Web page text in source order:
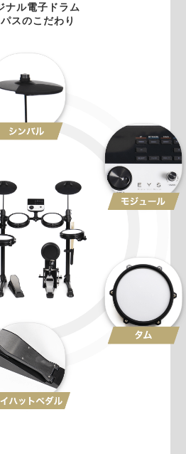
ナル電子ドラム
スのこだわり